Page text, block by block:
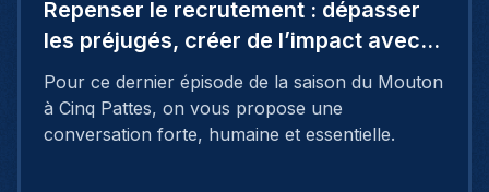
Repenser le recrutement : dépasser
les préjugés, créer de l’impact avec
Coraline De Spirlet
Pour ce dernier épisode de la saison du Mouton
à Cinq Pattes, on vous propose une
conversation forte, humaine et essentielle.